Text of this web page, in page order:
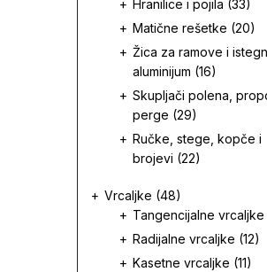
Hranilice i pojila (33)
Matične rešetke (20)
Žica za ramove i
aluminijum (16)
Skupljači polena,
perge (29)
Ručke, stege, kopče i
brojevi (22)
Vrcaljke (48)
Tangencijalne vrcaljke
Radijalne vrcaljke (12)
Kasetne vrcaljke (11)